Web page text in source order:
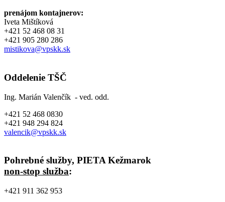
prenájom kontajnerov:
Iveta Mištíková
+421 52 468 08 31
+421 905 280 286
mistikova@vpskk.sk
Oddelenie TŠČ
Ing. Marián Valenčík - ved. odd.
+421 52 468 0830
+421 948 294 824
valencik@vpskk.sk
Pohrebné služby, PIETA Kežmarok
non-stop služba:
+421 911 362 953